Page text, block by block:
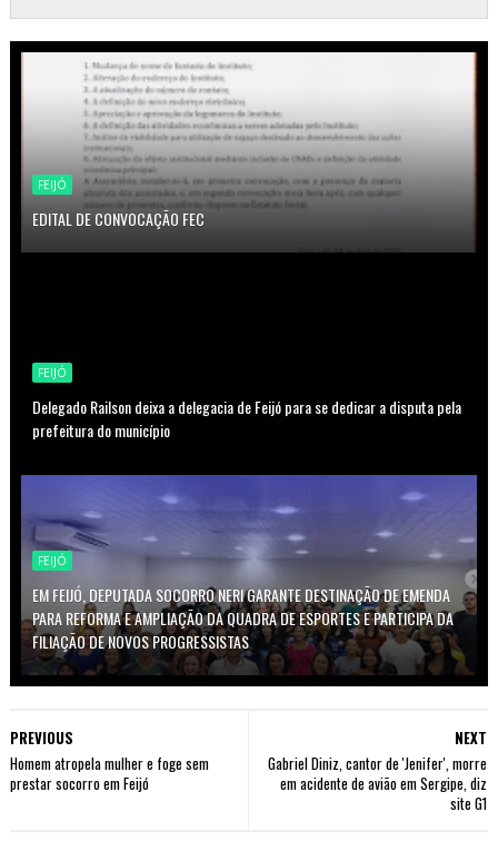
FEIJÓ
EDITAL DE CONVOCAÇÃO FEC
FEIJÓ
Delegado Railson deixa a delegacia de Feijó para se dedicar a disputa pela
prefeitura do município
FEIJÓ
EM FEIJÓ, DEPUTADA SOCORRO NERI GARANTE DESTINAÇÃO DE EMENDA
PARA REFORMA E AMPLIAÇÃO DA QUADRA DE ESPORTES E PARTICIPA DA
FILIAÇÃO DE NOVOS PROGRESSISTAS
NEXT
Gabriel Diniz, cantor de 'Jenifer', morre
em acidente de avião em Sergipe, diz
site G1
PREVIOUS
Homem atropela mulher e foge sem
prestar socorro em Feijó